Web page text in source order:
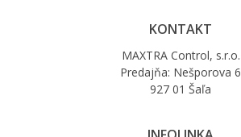
KONTAKT
MAXTRA Control, s.r.o.
Predajňa: Nešporova 6
927 01 Šaľa